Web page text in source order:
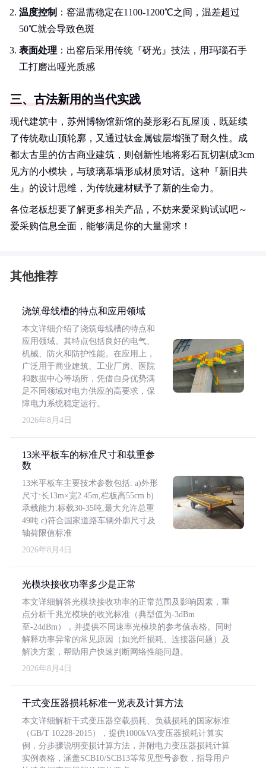
温度控制 ：窑温需稳定在1100-1200℃之间，温差超过
50℃就会导致色斑
表面处理 ：出窑后采用传统『砑光』技法，用玛瑙石手
工打磨出哑光质感
三、古法新用的当代实践
现代建筑中，苏州博物馆新馆的菱形彩石瓦屋顶，既延续
了传统歇山顶轮廓，又通过钛金属镀层增强了耐久性。成
都太古里的仿古商业建筑，则创新性地将彩石瓦切割成3cm
见方的小模块，与玻璃幕墙形成材质对话。这种『新旧共
生』的设计思维，为传统建材赋予了新的生命力。
各位老板想要了解更多相关产品，不妨来爱采购试试吧～
爱采购信息全面，能够满足你的大量需求！
其他推荐
浇筑母线槽的特点和应用领域
本文详细介绍了浇筑母线槽的特点和
应用领域。其特点包括良好的电气、
机械、防火和防护性能。在应用上，
广泛用于商业建筑、工业厂房、医院
和数据中心等场所，凭借自身优势满
足不同领域对电力供应的高要求，保
障电力系统稳定运行。
2026年8月4日
13米平板车的标准尺寸和载重参
数
13米平板车主要技术参数包括: a)外形
尺寸:长13m×宽2.45m,栏板高55cm b)
承载能力:标载30-35吨,最大允许总重
49吨 c)符合国家道路车辆外廓尺寸及
轴荷限值标准
2026年8月4日
光模块接收功率多少是正常
本文详细解答光模块接收功率的正常范围及影响因素，重
点分析千兆光模块的收光标准（典型值为-3dBm
至-24dBm），并提供不同速率光模块的参考值表格。同时
解释功率异常的常见原因（如光纤损耗、连接器问题）及
解决方案，帮助用户快速判断网络性能问题。
2026年8月4日
干式变压器损耗标准一览表及计算方法
本文详细解析干式变压器空载损耗、负载损耗的国家标准
（GB/T 10228-2015），提供1000kVA变压器损耗计算实
例，分步骤说明变损计算方法，并附电力变压器损耗计算
实例表格，涵盖SCB10/SCB13等常见型号参数，指导用户